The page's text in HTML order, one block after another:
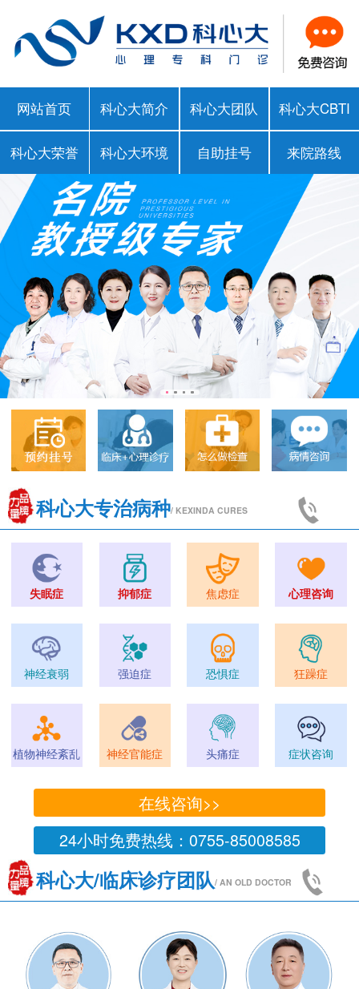
网站首页 科心大简介 科心大团队 科心大CBTI
科心大荣誉 科心大环境 自助挂号 来院路线
科心大专治病种/ KEXINDA CURES
失眠症 抑郁症 焦虑症 心理咨询
神经衰弱 强迫症 恐惧症 狂躁症
植物神经紊乱 神经官能症 头痛症 症状咨询
在线咨询>>
24小时免费热线：0755-85008585
科心大/临床诊疗团队/ AN OLD DOCTOR